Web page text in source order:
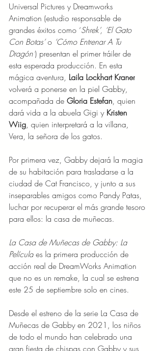
Universal Pictures y Dreamworks
Animation (estudio responsable de
grandes éxitos como ‘Shrek’, ‘El Gato
Con Botas’ o ‘Cómo Entrenar A Tu
Dragón’) presentan el primer tráiler de
esta esperada producción. En esta
mágica aventura, Laila Lockhart Kraner
volverá a ponerse en la piel Gabby,
acompañada de Gloria Estefan, quien
dará vida a la abuela Gigi y Kristen
Wiig, quien interpretará a la villana,
Vera, la señora de los gatos.
Por primera vez, Gabby dejará la magia
de su habitación para trasladarse a la
ciudad de Cat Francisco, y junto a sus
inseparables amigos como Pandy Patas,
luchar por recuperar el más grande tesoro
para ellos: la casa de muñecas.
La Casa de Muñecas de Gabby: La
Película es la primera producción de
acción real de DreamWorks Animation
que no es un remake, la cual se estrena
este 25 de septiembre solo en cines.
Desde el estreno de la serie La Casa de
Muñecas de Gabby en 2021, los niños
de todo el mundo han celebrado una
gran fiesta de chispas con Gabby y sus